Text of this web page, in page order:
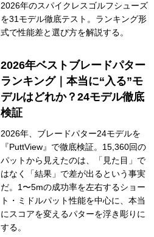
2026年のスパイクレスゴルフシューズ
を31モデル徹底テスト。ランキング形
式で性能差と選び方を解説する。
2026年ベストブレードパター
ランキング｜本当に“入る”モ
デルはどれか？24モデル徹底
検証
2026年、ブレードパター24モデルを
『PuttView』で徹底検証。15,360回の
パットから見えたのは、「見た目」で
はなく「結果」で差が出るという事実
だ。1〜5mの成功率を左右するショー
ト・ミドルパット性能を中心に、本当
にスコアを変えるパターを浮き彫りに
する。